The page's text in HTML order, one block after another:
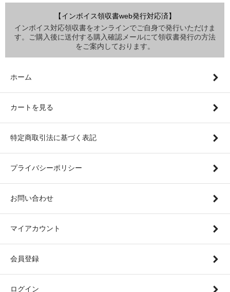
【インボイス領収書web発行対応済】
インボイス対応領収書をオンラインでご自身で発行いただけま
す。ご購入後に送付する購入確認メールにて領収書発行の方法
をご案内しております。
ホーム
カートを見る
特定商取引法に基づく表記
プライバシーポリシー
お問い合わせ
マイアカウント
会員登録
ログイン